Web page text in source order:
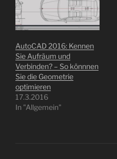
AutoCAD 2016: Kennen
Sie Aufräum und
Verbinden? – So könnnen
Sie die Geometrie
optimieren
17.3.2016
In "Allgemein"